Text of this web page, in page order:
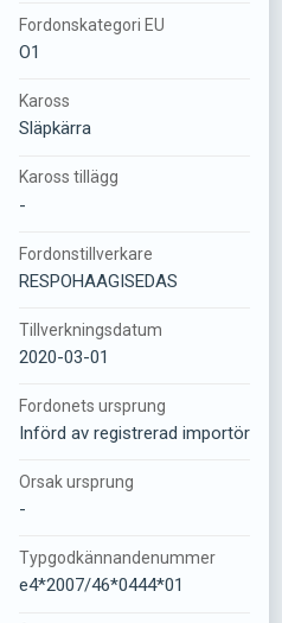
Fordonskategori EU
O1
Kaross
Släpkärra
Kaross tillägg
-
Fordonstillverkare
RESPOHAAGISEDAS
Tillverkningsdatum
2020-03-01
Fordonets ursprung
Införd av registrerad importör
Orsak ursprung
-
Typgodkännandenummer
e4*2007/46*0444*01